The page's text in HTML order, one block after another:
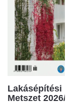
Lakásépítési
Metszet 2026/2.